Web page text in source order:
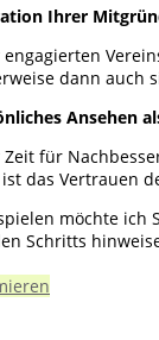
Ihrer
engagierten
dann auch
Ansehen
Zeit für
das Vertrauen
möchte ich
Schritts